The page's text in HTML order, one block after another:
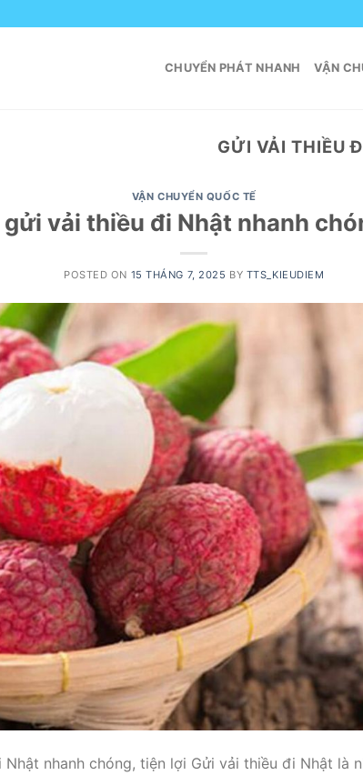
CHUYỂN PHÁT NHANH VẬN
GỬI VẢI THIỀU
VẬN CHUYỂN QUỐC TẾ
vải thiều đi Nhật nhanh
POSTED ON 15 THÁNG 7, 2025 BY TTS_KIEUDIEM
nhanh chóng, tiện lợi Gửi vải thiều đi Nhật là